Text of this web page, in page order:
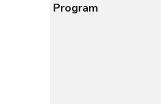
Program